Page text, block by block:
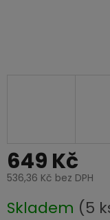
649 Kč
536,36 Kč bez DPH
cena:
Skladem (5